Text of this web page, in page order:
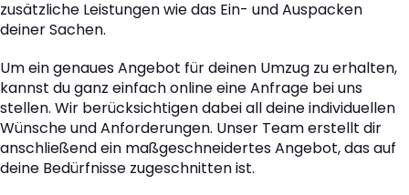
zusätzliche Leistungen wie das Ein- und Auspacken
deiner Sachen.
Um ein genaues Angebot für deinen Umzug zu erhalten,
kannst du ganz einfach online eine Anfrage bei uns
stellen. Wir berücksichtigen dabei all deine individuellen
Wünsche und Anforderungen. Unser Team erstellt dir
anschließend ein maßgeschneidertes Angebot, das auf
deine Bedürfnisse zugeschnitten ist.